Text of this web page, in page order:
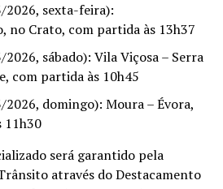
2026, sexta-feira):
no Crato, com partida às 13h37
sábado): Vila Viçosa – Serra
com partida às 10h45
domingo): Moura – Évora,
11h30
será garantido pela
através do Destacamento